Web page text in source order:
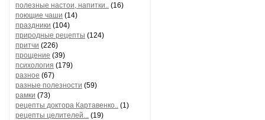
полезные настои, напитки.. (16)
поющие чаши (14)
праздники (104)
природные рецепты (124)
притчи (226)
прощение (39)
психология (179)
разное (67)
разные полезности (59)
рамки (73)
рецепты доктора Картавенко.. (1)
рецепты целителей... (19)